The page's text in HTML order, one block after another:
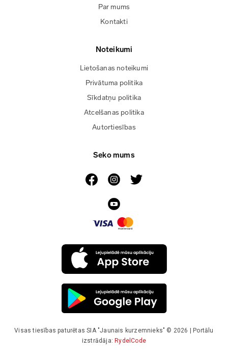
Par mums
Kontakti
Noteikumi
Lietošanas noteikumi
Privātuma politika
Sīkdatņu politika
Atcelšanas politika
Autortiesības
Seko mums
Visas tiesības paturētas SIA "Jaunais kurzemnieks" © 2026 | Portālu
izstrādāja: RydelCode